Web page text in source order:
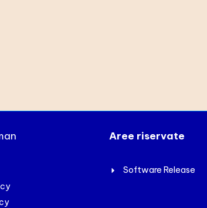
Aree riservate
Software Release